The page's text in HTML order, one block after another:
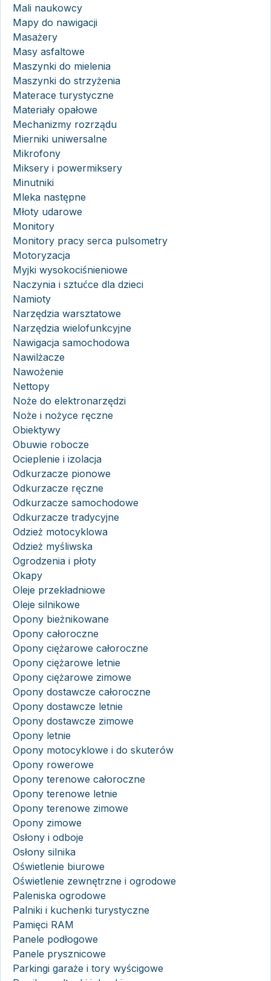
Mali naukowcy
Mapy do nawigacji
Masażery
Masy asfaltowe
Maszynki do mielenia
Maszynki do strzyżenia
Materace turystyczne
Materiały opałowe
Mechanizmy rozrządu
Mierniki uniwersalne
Mikrofony
Miksery i powermiksery
Minutniki
Mleka następne
Młoty udarowe
Monitory
Monitory pracy serca pulsometry
Motoryzacja
Myjki wysokociśnieniowe
Naczynia i sztućce dla dzieci
Namioty
Narzędzia warsztatowe
Narzędzia wielofunkcyjne
Nawigacja samochodowa
Nawilżacze
Nawożenie
Nettopy
Noże do elektronarzędzi
Noże i nożyce ręczne
Obiektywy
Obuwie robocze
Ocieplenie i izolacja
Odkurzacze pionowe
Odkurzacze ręczne
Odkurzacze samochodowe
Odkurzacze tradycyjne
Odzież motocyklowa
Odzież myśliwska
Ogrodzenia i płoty
Okapy
Oleje przekładniowe
Oleje silnikowe
Opony bieżnikowane
Opony całoroczne
Opony ciężarowe całoroczne
Opony ciężarowe letnie
Opony ciężarowe zimowe
Opony dostawcze całoroczne
Opony dostawcze letnie
Opony dostawcze zimowe
Opony letnie
Opony motocyklowe i do skuterów
Opony rowerowe
Opony terenowe całoroczne
Opony terenowe letnie
Opony terenowe zimowe
Opony zimowe
Osłony i odboje
Osłony silnika
Oświetlenie biurowe
Oświetlenie zewnętrzne i ogrodowe
Paleniska ogrodowe
Palniki i kuchenki turystyczne
Pamięci RAM
Panele podłogowe
Panele prysznicowe
Parkingi garaże i tory wyścigowe